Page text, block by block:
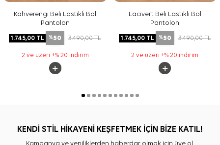
Kahverengi Beli Lastikli Bol
Pantolon
1.745,00 TL %50 3.490,00TL
2 ve üzeri +% 20 indirim
Lacivert Beli Lastikli Bol
Pantolon
1.745,00TL %50 3.490,00TL
2 ve üzeri +% 20 indirim
KENDİ STİL HİKAYENİ KEŞFETMEK İÇİN BİZE KATIL!